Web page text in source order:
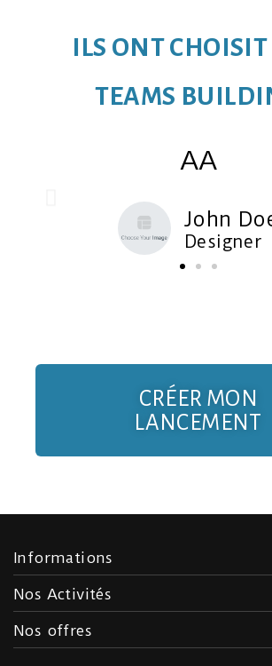
ILS ONT
TEAMS
AA
John
Designer
CRÉER MON
LANCEMENT
Informations
Nos Activités
Nos offres